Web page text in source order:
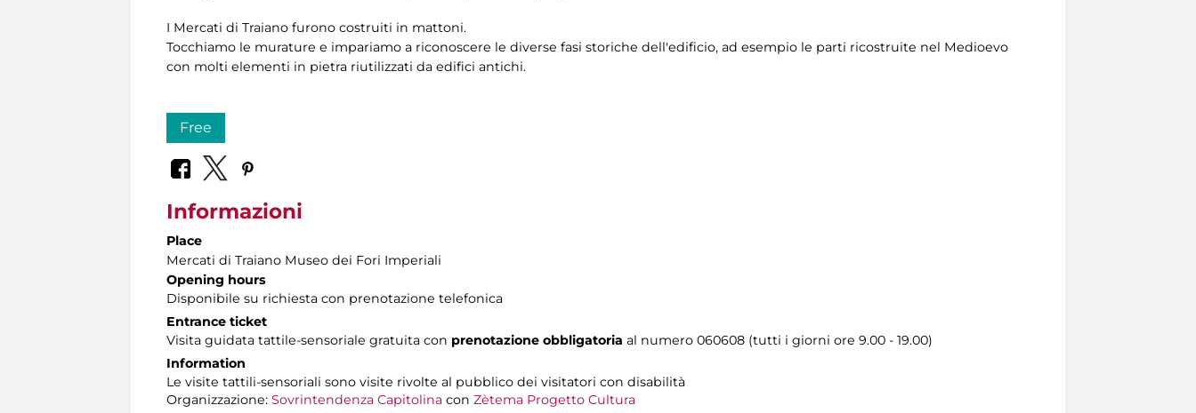
I Mercati di Traiano furono costruiti in mattoni.
Tocchiamo le murature e impariamo a riconoscere le diverse fasi storiche dell'edificio, ad esempio le parti ricostruite nel Medioevo
con molti elementi in pietra riutilizzati da edifici antichi.
Free
Informazioni
Place
Mercati di Traiano Museo dei Fori Imperiali
Opening hours
Disponibile su richiesta con prenotazione telefonica
Entrance ticket
Visita guidata tattile-sensoriale gratuita con prenotazione obbligatoria al numero 060608 (tutti i giorni ore 9.00 - 19.00)
Information
Le visite tattili-sensoriali sono visite rivolte al pubblico dei visitatori con disabilità
Organizzazione: Sovrintendenza Capitolina con Zètema Progetto Cultura